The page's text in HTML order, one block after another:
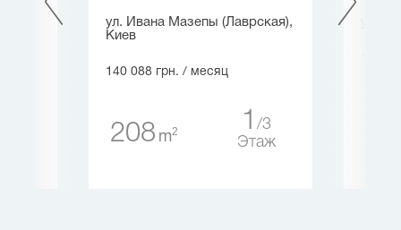
ул. Ивана Мазепы (Лаврская),
Киев
140 088 грн. / месяц
208 m2 1
3
Этаж